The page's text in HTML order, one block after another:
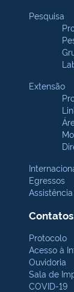
Pesquisa
Extensão
Egressos
Protocolo
Acesso à
Ouvidoria
Sala de
COVID-19